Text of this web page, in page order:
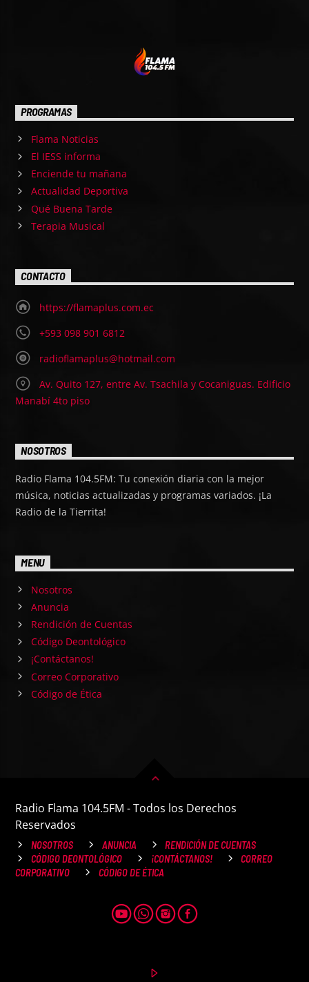
PROGRAMAS
Flama Noticias
El IESS informa
Enciende tu mañana
Actualidad Deportiva
Qué Buena Tarde
Terapia Musical
CONTACTO
https://flamaplus.com.ec
+593 098 901 6812
radioflamaplus@hotmail.com
Av. Quito 127, entre Av. Tsachila y Cocaniguas. Edificio
Manabí 4to piso
NOSOTROS
Radio Flama 104.5FM: Tu conexión diaria con la mejor
música, noticias actualizadas y programas variados. ¡La
Radio de la Tierrita!
MENU
Nosotros
Anuncia
Rendición de Cuentas
Código Deontológico
¡Contáctanos!
Correo Corporativo
Código de Ética
Radio Flama 104.5FM - Todos los Derechos
Reservados
NOSOTROS ANUNCIA
RENDICIÓN DE CUENTAS
CÓDIGO DEONTOLÓGICO
¡CONTÁCTANOS!
CORREO
CORPORATIVO
CÓDIGO DE ÉTICA